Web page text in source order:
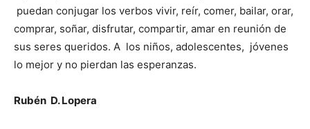
puedan conjugar los verbos vivir, reír, comer, bailar, orar,
comprar, soñar, disfrutar, compartir, amar en reunión de
sus seres queridos. A los niños, adolescentes, jóvenes
lo mejor y no pierdan las esperanzas.
Rubén D. Lopera